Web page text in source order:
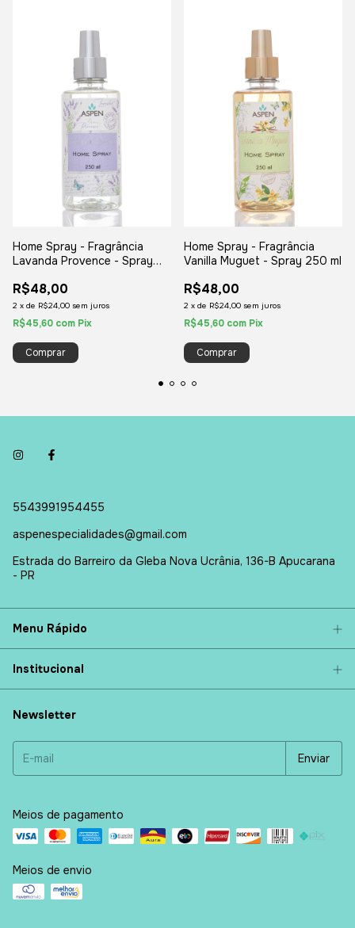
Home Spray - Fragrância
Lavanda Provence - Spray
R$48,00
2 x de R$24,00 sem juros
R$45,60 com Pix
Home Spray - Fragrância
Vanilla Muguet - Spray 250 ml
R$48,00
2 x de R$24,00 sem juros
R$45,60 com Pix
5543991954455
aspenespecialidades@gmail.com
Estrada do Barreiro da Gleba Nova Ucrânia, 136-B Apucarana
- PR
Menu Rápido
Institucional
Newsletter
Meios de pagamento
Meios de envio